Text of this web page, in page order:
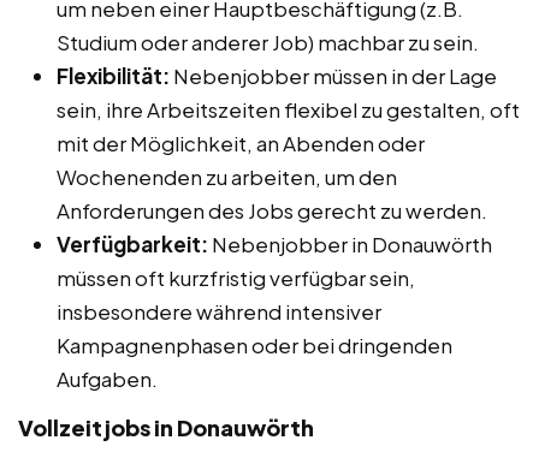
um neben einer Hauptbeschäftigung (z.B.
Studium oder anderer Job) machbar zu sein.
Flexibilität: Nebenjobber müssen in der Lage
sein, ihre Arbeitszeiten flexibel zu gestalten, oft
mit der Möglichkeit, an Abenden oder
Wochenenden zu arbeiten, um den
Anforderungen des Jobs gerecht zu werden.
Verfügbarkeit: Nebenjobber in Donauwörth
müssen oft kurzfristig verfügbar sein,
insbesondere während intensiver
Kampagnenphasen oder bei dringenden
Aufgaben.
Vollzeitjobs in Donauwörth